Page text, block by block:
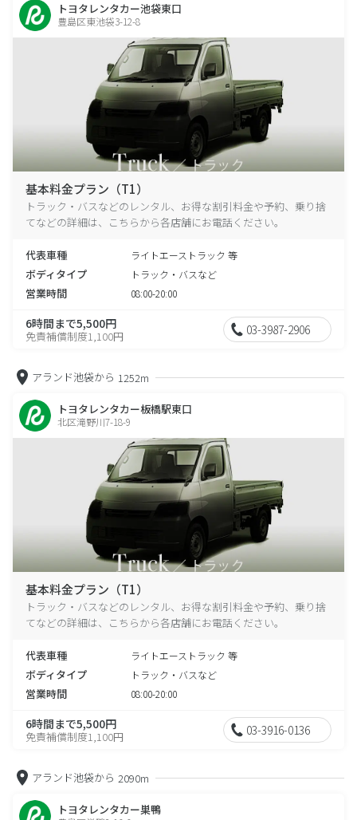
トヨタレンタカー池袋東口
豊島区東池袋3-12-8
基本料金プラン（T1）
トラック・バスなどのレンタル、お得な割引料金や予約、乗り捨
てなどの詳細は、こちらから各店舗にお電話ください。
代表車種 ライトエーストラック 等
ボディタイプ トラック・バスなど
営業時間 08:00-20:00
6時間まで5,500円
免責補償制度1,100円 03-3987-2906
アランド池袋から 1252m
トヨタレンタカー板橋駅東口
北区滝野川7-18-9
基本料金プラン（T1）
トラック・バスなどのレンタル、お得な割引料金や予約、乗り捨
てなどの詳細は、こちらから各店舗にお電話ください。
代表車種 ライトエーストラック 等
ボディタイプ トラック・バスなど
営業時間 08:00-20:00
6時間まで5,500円
免責補償制度1,100円 03-3916-0136
アランド池袋から 2090m
トヨタレンタカー巣鴨